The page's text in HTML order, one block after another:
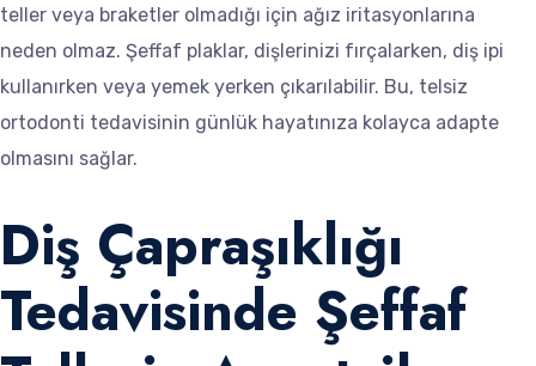
teller veya braketler olmadığı için ağız iritasyonlarına
neden olmaz. Şeffaf plaklar, dişlerinizi fırçalarken, diş ipi
kullanırken veya yemek yerken çıkarılabilir. Bu, telsiz
ortodonti tedavisinin günlük hayatınıza kolayca adapte
olmasını sağlar.
Diş Çapraşıklığı
Tedavisinde Şeffaf